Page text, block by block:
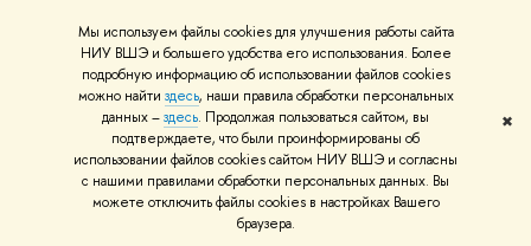
Мы используем файлы cookies для улучшения работы сайта
НИУ ВШЭ и большего удобства его использования. Более
подробную информацию об использовании файлов cookies
можно найти здесь, наши правила обработки персональных
данных –здесь. Продолжая пользоваться сайтом, вы
подтверждаете, что были проинформированы об
использовании файлов cookies сайтом НИУ ВШЭ и согласны
с нашими правилами обработки персональных данных. Вы
можете отключить файлы cookies в настройках Вашего
браузера.
✖
2 июля 2024